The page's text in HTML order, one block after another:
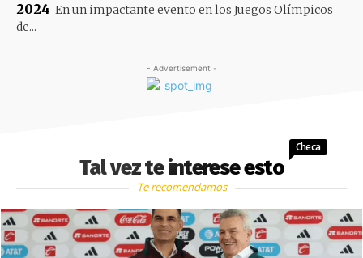
2024 En un impactante evento en los Juegos Olímpicos
de...
- Advertisement -
Tal vez te interese esto
Checa
Te recomendamos